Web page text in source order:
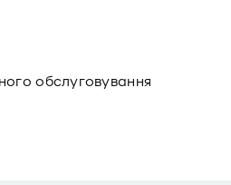
обслуговування